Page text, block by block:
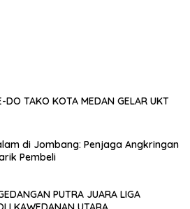
DO TAKO KOTA MEDAN GELAR UKT
di Jombang: Penjaga Angkringan
Pembeli
PUTRA JUARA LIGA